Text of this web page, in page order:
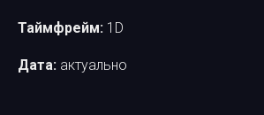
Таймфрейм: 1D
Дата: актуально